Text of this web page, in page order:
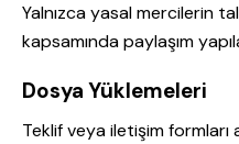
Yalnızca yasal mercilerin
kapsamında paylaşım
Dosya Yüklemeleri
Teklif veya iletişim formları